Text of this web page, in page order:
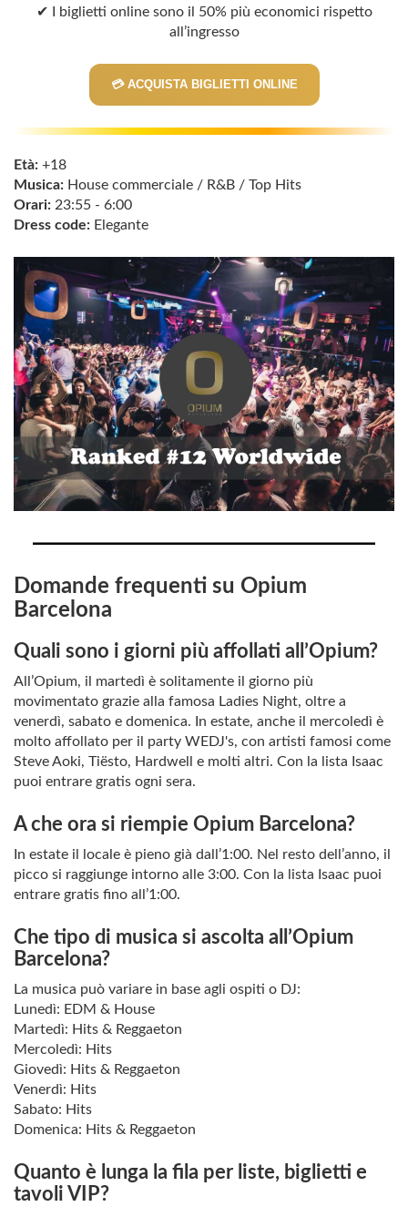
✔ I biglietti online sono il 50% più economici rispetto
all’ingresso
💳 ACQUISTA BIGLIETTI ONLINE
Età: +18
Musica: House commerciale / R&B / Top Hits
Orari: 23:55 - 6:00
Dress code: Elegante
Domande frequenti su Opium
Barcelona
Quali sono i giorni più affollati all’Opium?
All’Opium, il martedì è solitamente il giorno più
movimentato grazie alla famosa Ladies Night, oltre a
venerdì, sabato e domenica. In estate, anche il mercoledì è
molto affollato per il party WEDJ's, con artisti famosi come
Steve Aoki, Tiësto, Hardwell e molti altri. Con la lista Isaac
puoi entrare gratis ogni sera.
A che ora si riempie Opium Barcelona?
In estate il locale è pieno già dall’1:00. Nel resto dell’anno, il
picco si raggiunge intorno alle 3:00. Con la lista Isaac puoi
entrare gratis fino all’1:00.
Che tipo di musica si ascolta all’Opium
Barcelona?
La musica può variare in base agli ospiti o DJ:
Lunedì: EDM & House
Martedì: Hits & Reggaeton
Mercoledì: Hits
Giovedì: Hits & Reggaeton
Venerdì: Hits
Sabato: Hits
Domenica: Hits & Reggaeton
Quanto è lunga la fila per liste, biglietti e
tavoli VIP?